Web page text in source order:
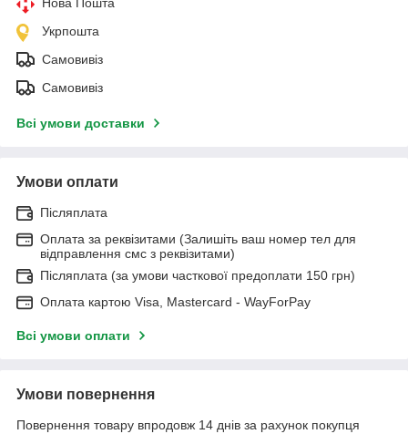
Укрпошта
Самовивіз
Самовивіз
Всі умови доставки
Умови оплати
Післяплата
Оплата за реквізитами (Залишіть ваш номер тел для
відправлення смс з реквізитами)
Післяплата (за умови часткової предоплати 150 грн)
Оплата картою Visa, Mastercard - WayForPay
Всі умови оплати
Умови повернення
Повернення товару впродовж 14 днів за рахунок покупця